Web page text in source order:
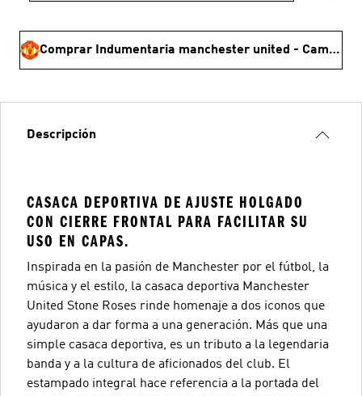
Comprar Indumentaria manchester united - Campeones de la copa 🏆
Descripción
CASACA DEPORTIVA DE AJUSTE HOLGADO
CON CIERRE FRONTAL PARA FACILITAR SU
USO EN CAPAS.
Inspirada en la pasión de Manchester por el fútbol, la
música y el estilo, la casaca deportiva Manchester
United Stone Roses rinde homenaje a dos iconos que
ayudaron a dar forma a una generación. Más que una
simple casaca deportiva, es un tributo a la legendaria
banda y a la cultura de aficionados del club. El
estampado integral hace referencia a la portada del